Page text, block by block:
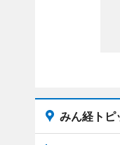
みん経トピ